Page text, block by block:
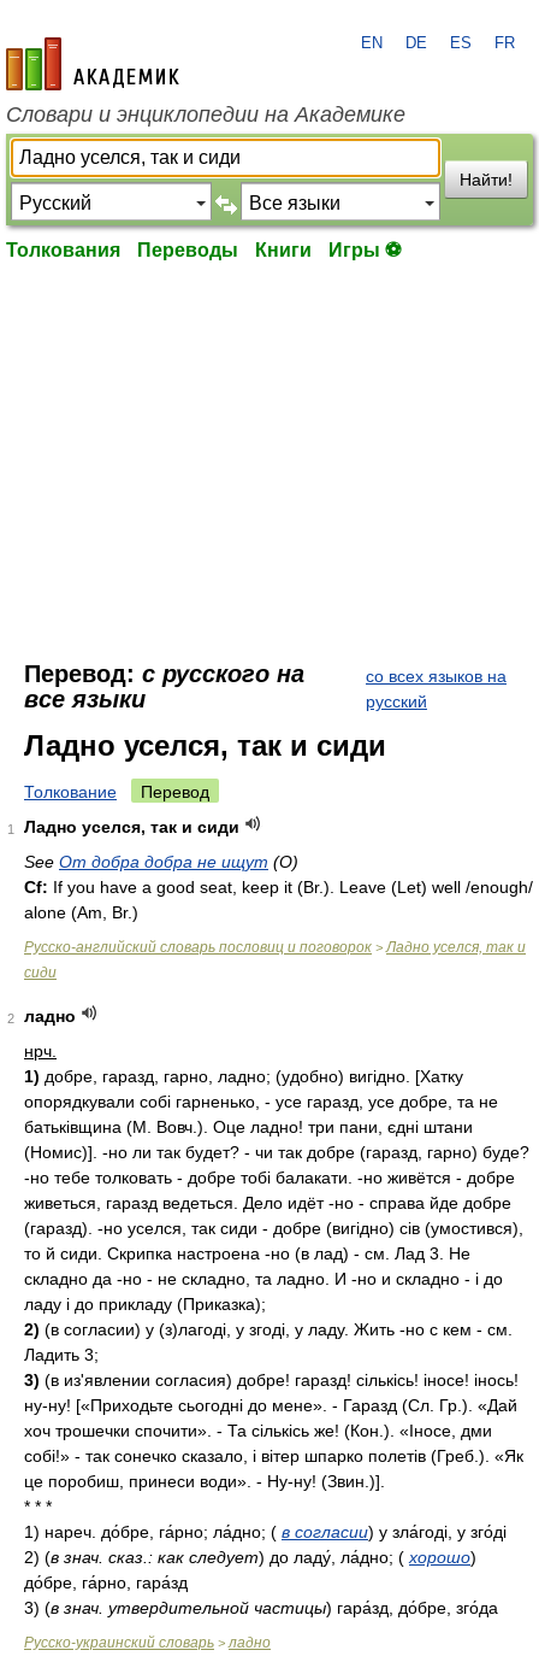
academic.ru
EN DE ES FR
Словари и энциклопедии на Академике
Найти!
Толкования Переводы Книги Игры ⚽
Перевод: с русского на
все языки
со всех языков на
русский
Ладно уселся, так и сиди
Толкование Перевод
1
Ладно уселся, так и сиди
See От добра добра не ищут (О)
Cf: If you have a good seat, keep it (Br.). Leave (Let) well /enough/
alone (Am, Br.)
Русско-английский словарь пословиц и поговорок > Ладно уселся, так и
сиди
2
ладно
нрч.
1) добре, гаразд, гарно, ладно; (удобно) вигідно. [Хатку
опорядкували собі гарненько, - усе гаразд, усе добре, та не
батьківщина (М. Вовч.). Оце ладно! три пани, єдні штани
(Номис)]. -но ли так будет? - чи так добре (гаразд, гарно) буде?
-но тебе толковать - добре тобі балакати. -но живётся - добре
живеться, гаразд ведеться. Дело идёт -но - справа йде добре
(гаразд). -но уселся, так сиди - добре (вигідно) сів (умостився),
то й сиди. Скрипка настроена -но (в лад) - см. Лад 3. Не
складно да -но - не складно, та ладно. И -но и складно - і до
ладу і до прикладу (Приказка);
2) (в согласии) у (з)лагоді, у згоді, у ладу. Жить -но с кем - см.
Ладить 3;
3) (в из'явлении согласия) добре! гаразд! сількісь! іносе! інось!
ну-ну! [«Приходьте сьогодні до мене». - Гаразд (Сл. Гр.). «Дай
хоч трошечки спочити». - Та сількісь же! (Кон.). «Іносе, дми
собі!» - так сонечко сказало, і вітер шпарко полетів (Греб.). «Як
це поробиш, принеси води». - Ну-ну! (Звин.)].
* * *
1) нареч. до́бре, га́рно; ла́дно; ( в согласии) у зла́годі, у зго́ді
2) (в знач. сказ.: как следует) до ладу́, ла́дно; ( хорошо)
до́бре, га́рно, гара́зд
3) (в знач. утвердительной частицы) гара́зд, до́бре, зго́да
Русско-украинский словарь > ладно